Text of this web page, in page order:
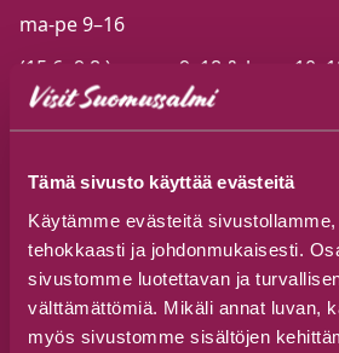
Tämä sivusto käyttää evästeitä
Käytämme evästeitä
tehokkaasti ja johdonmukaisesti.
sivustomme luotettavan ja
välttämättömiä. Mikäli annat luvan,
myös sivustomme sisältöjen
ma-pe 9–16
(15.6.-9.8.) ma-pe 9–18 & la-su
Info
Tietosuojaseloste